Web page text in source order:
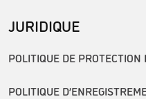
JURIDIQUE
POLITIQUE DE PROTECTION
POLITIQUE